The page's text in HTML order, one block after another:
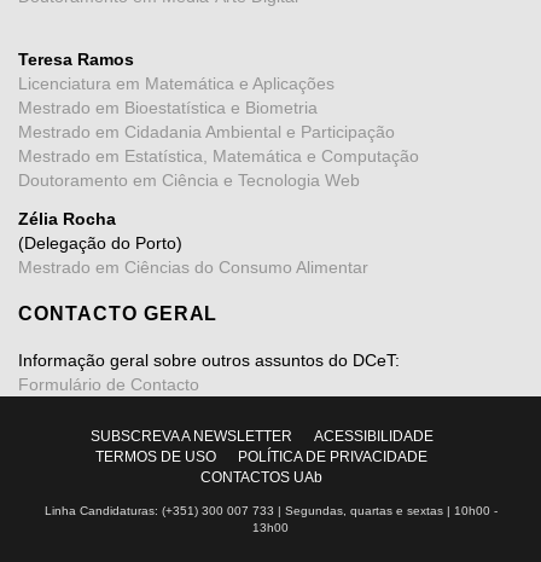
Teresa Ramos
Licenciatura em Matemática e Aplicações
Mestrado em Bioestatística e Biometria
Mestrado em Cidadania Ambiental e Participação
Mestrado em Estatística, Matemática e Computação
Doutoramento em Ciência e Tecnologia Web
Zélia Rocha
(Delegação do Porto)
Mestrado em Ciências do Consumo Alimentar
CONTACTO GERAL
Informação geral sobre outros assuntos do DCeT:
Formulário de Contacto
SUBSCREVA A NEWSLETTER
ACESSIBILIDADE
TERMOS DE USO
POLÍTICA DE PRIVACIDADE
CONTACTOS UAb
Linha Candidaturas: (+351) 300 007 733 | Segundas, quartas e sextas | 10h00 -
13h00